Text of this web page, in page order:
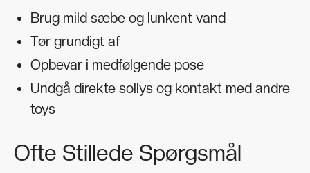
Brug mild sæbe og lunkent vand
Tør grundigt af
Opbevar i medfølgende pose
Undgå direkte sollys og kontakt med andre
toys
Ofte Stillede Spørgsmål